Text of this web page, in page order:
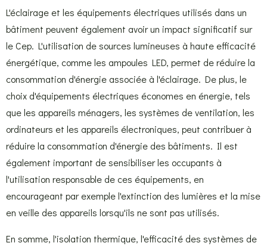
L'éclairage et les équipements électriques utilisés dans un
bâtiment peuvent également avoir un impact significatif sur
le Cep. L'utilisation de sources lumineuses à haute efficacité
énergétique, comme les ampoules LED, permet de réduire la
consommation d'énergie associée à l'éclairage. De plus, le
choix d'équipements électriques économes en énergie, tels
que les appareils ménagers, les systèmes de ventilation, les
ordinateurs et les appareils électroniques, peut contribuer à
réduire la consommation d'énergie des bâtiments. Il est
également important de sensibiliser les occupants à
l'utilisation responsable de ces équipements, en
encourageant par exemple l'extinction des lumières et la mise
en veille des appareils lorsqu'ils ne sont pas utilisés.
En somme, l'isolation thermique, l'efficacité des systèmes de